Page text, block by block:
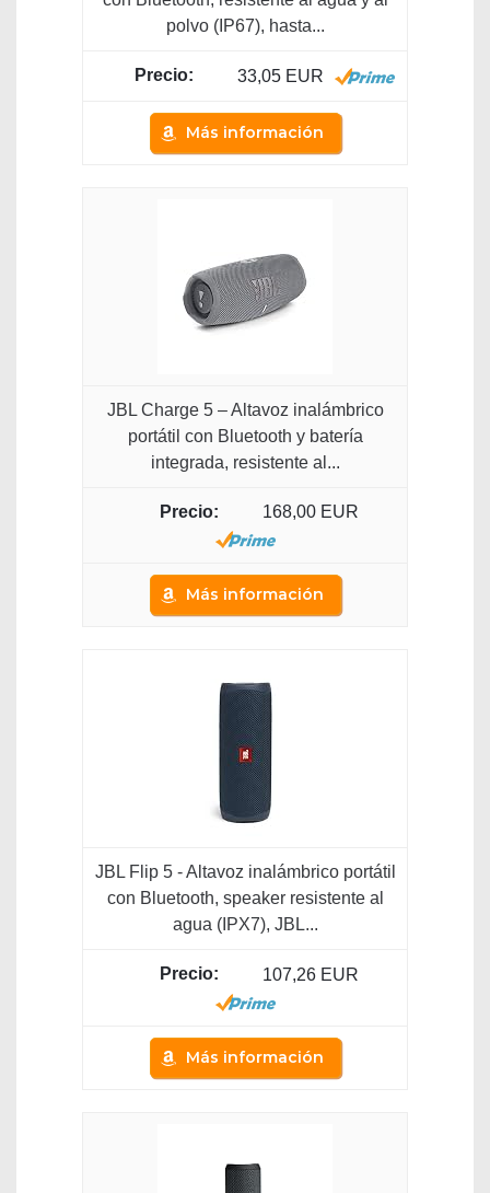
polvo (IP67), hasta...
33,05 EUR
Más información
JBL Charge 5 – Altavoz inalámbrico
portátil con Bluetooth y batería
integrada, resistente al...
168,00 EUR
Más información
JBL Flip 5 - Altavoz inalámbrico portátil
con Bluetooth, speaker resistente al
agua (IPX7), JBL...
107,26 EUR
Más información